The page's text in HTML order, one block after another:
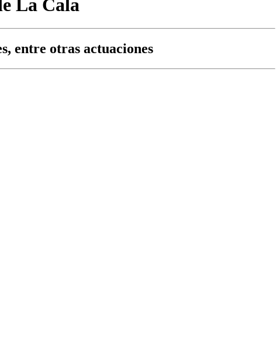
La Cala
entre otras actuaciones